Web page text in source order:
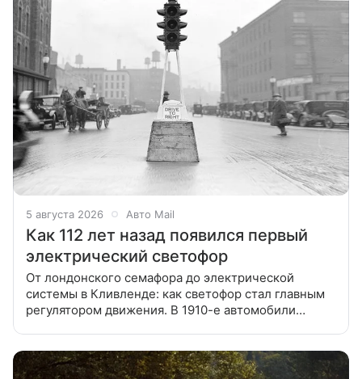
5 августа 2026 Авто Mail
Как 112 лет назад появился первый
электрический светофор
От лондонского семафора до электрической
системы в Кливленде: как светофор стал главным
регулятором движения. В 1910-е автомобили